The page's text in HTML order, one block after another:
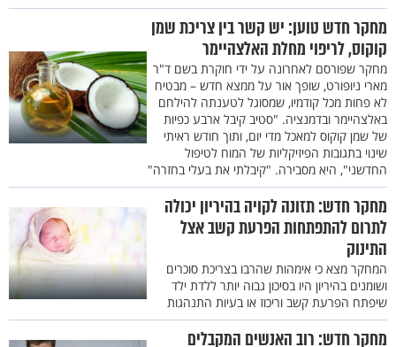
מחקר חדש טוען: יש קשר בין צריכת שמן
קוקוס, לריפוי מחלת האלצהיימר
מחקר שפורסם לאחרונה על ידי חוקרת בשם ד"ר
מארי ניופורט, שופך אור על ממצא חדש – מבטיח
לא פחות מכל קודמיו, שמסוגל לטענתה להילחם
באלצהיימר ובדמנציה. "סטיב קיבל ארבע כפיות
של שמן קוקוס למאכל מדי יום, ותוך חודש ראיתי
שינוי בתגובות הפיזיקליות של המוח לטיפול
החדשני", היא מסבירה. "קיבלתי את בעלי בחזרה"
מחקר חדש: תזונה לקויה בהיריון יכולה
לתרום להתפתחות הפרעת קשב אצל
התינוק
המחקר מצא כי אימהות שהרבו בצריכת סוכרים
ושומנים בהיריון היו בסיכון גבוה יותר ללדת ילד
שיפתח הפרעת קשב וריכוז או בעיות התנהגות
מחקר חדש: רוב האנשים המקבלים